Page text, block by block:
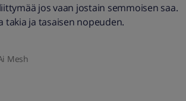
jos vaan jostain semmoisen saa.
ja tasaisen nopeuden.
Mesh